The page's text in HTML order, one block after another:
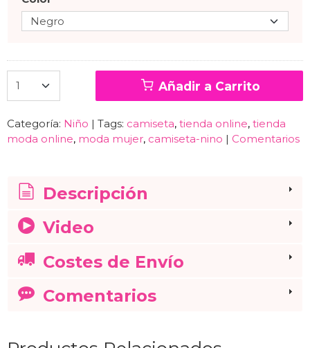
Añadir a Carrito
Categoría: Niño | Tags: camiseta tienda online tienda
moda online moda mujer camiseta-nino | Comentarios
Descripción
Video
Costes de Envío
Comentarios